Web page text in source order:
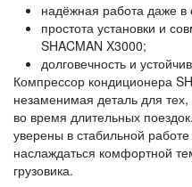
надёжная работа даже в
простота установки и
SHACMAN X3000;
долговечность и
Компрессор кондиционера
незаменимая деталь для
во время длительных
уверены в стабильной
наслаждаться комфортной
грузовика.